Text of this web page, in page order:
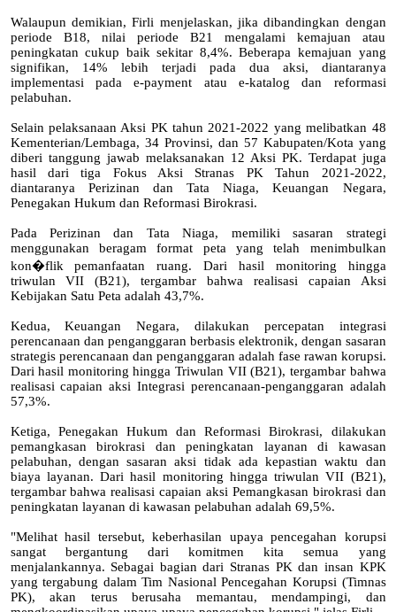
Walaupun demikian, Firli menjelaskan, jika dibandingkan dengan
periode B18, nilai periode B21 mengalami kemajuan atau
peningkatan cukup baik sekitar 8,4%. Beberapa kemajuan yang
signifikan, 14% lebih terjadi pada dua aksi, diantaranya
implementasi pada e-payment atau e-katalog dan reformasi
pelabuhan.
Selain pelaksanaan Aksi PK tahun 2021-2022 yang melibatkan 48
Kementerian/Lembaga, 34 Provinsi, dan 57 Kabupaten/Kota yang
diberi tanggung jawab melaksanakan 12 Aksi PK. Terdapat juga
hasil dari tiga Fokus Aksi Stranas PK Tahun 2021-2022,
diantaranya Perizinan dan Tata Niaga, Keuangan Negara,
Penegakan Hukum dan Reformasi Birokrasi.
Pada Perizinan dan Tata Niaga, memiliki sasaran strategi
menggunakan beragam format peta yang telah menimbulkan
kon�flik pemanfaatan ruang. Dari hasil monitoring hingga
triwulan VII (B21), tergambar bahwa realisasi capaian Aksi
Kebijakan Satu Peta adalah 43,7%.
Kedua, Keuangan Negara, dilakukan percepatan integrasi
perencanaan dan penganggaran berbasis elektronik, dengan sasaran
strategis perencanaan dan penganggaran adalah fase rawan korupsi.
Dari hasil monitoring hingga Triwulan VII (B21), tergambar bahwa
realisasi capaian aksi Integrasi perencanaan-penganggaran adalah
57,3%.
Ketiga, Penegakan Hukum dan Reformasi Birokrasi, dilakukan
pemangkasan birokrasi dan peningkatan layanan di kawasan
pelabuhan, dengan sasaran aksi tidak ada kepastian waktu dan
biaya layanan. Dari hasil monitoring hingga triwulan VII (B21),
tergambar bahwa realisasi capaian aksi Pemangkasan birokrasi dan
peningkatan layanan di kawasan pelabuhan adalah 69,5%.
"Melihat hasil tersebut, keberhasilan upaya pencegahan korupsi
sangat bergantung dari komitmen kita semua yang
menjalankannya. Sebagai bagian dari Stranas PK dan insan KPK
yang tergabung dalam Tim Nasional Pencegahan Korupsi (Timnas
PK), akan terus berusaha memantau, mendampingi, dan